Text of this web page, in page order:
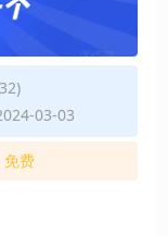
03-03
免费